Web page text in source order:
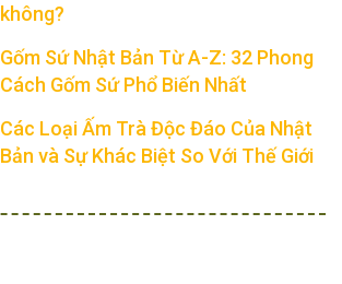
không?
Gốm Sứ Nhật Bản Từ A-Z: 32 Phong
Cách Gốm Sứ Phổ Biến Nhất
Các Loại Ấm Trà Độc Đáo Của Nhật
Bản và Sự Khác Biệt So Với Thế Giới